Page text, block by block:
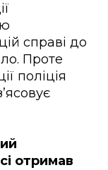
справі до
Проте
поліція
отримав